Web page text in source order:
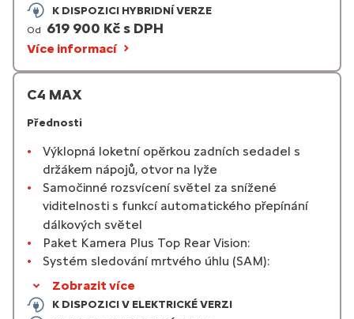
K DISPOZICI HYBRIDNÍ VERZE
Od 619 900 Kč s DPH
Více informací
C4 MAX
Přednosti
Výklopná loketní opěrkou zadních sedadel s
držákem nápojů, otvor na lyže
Samočinné rozsvícení světel za snížené
viditelnosti s funkcí automatického přepínání
dálkových světel
Paket Kamera Plus Top Rear Vision:
Systém sledování mrtvého úhlu (SAM):
Zobrazit více
K DISPOZICI V ELEKTRICKÉ VERZI